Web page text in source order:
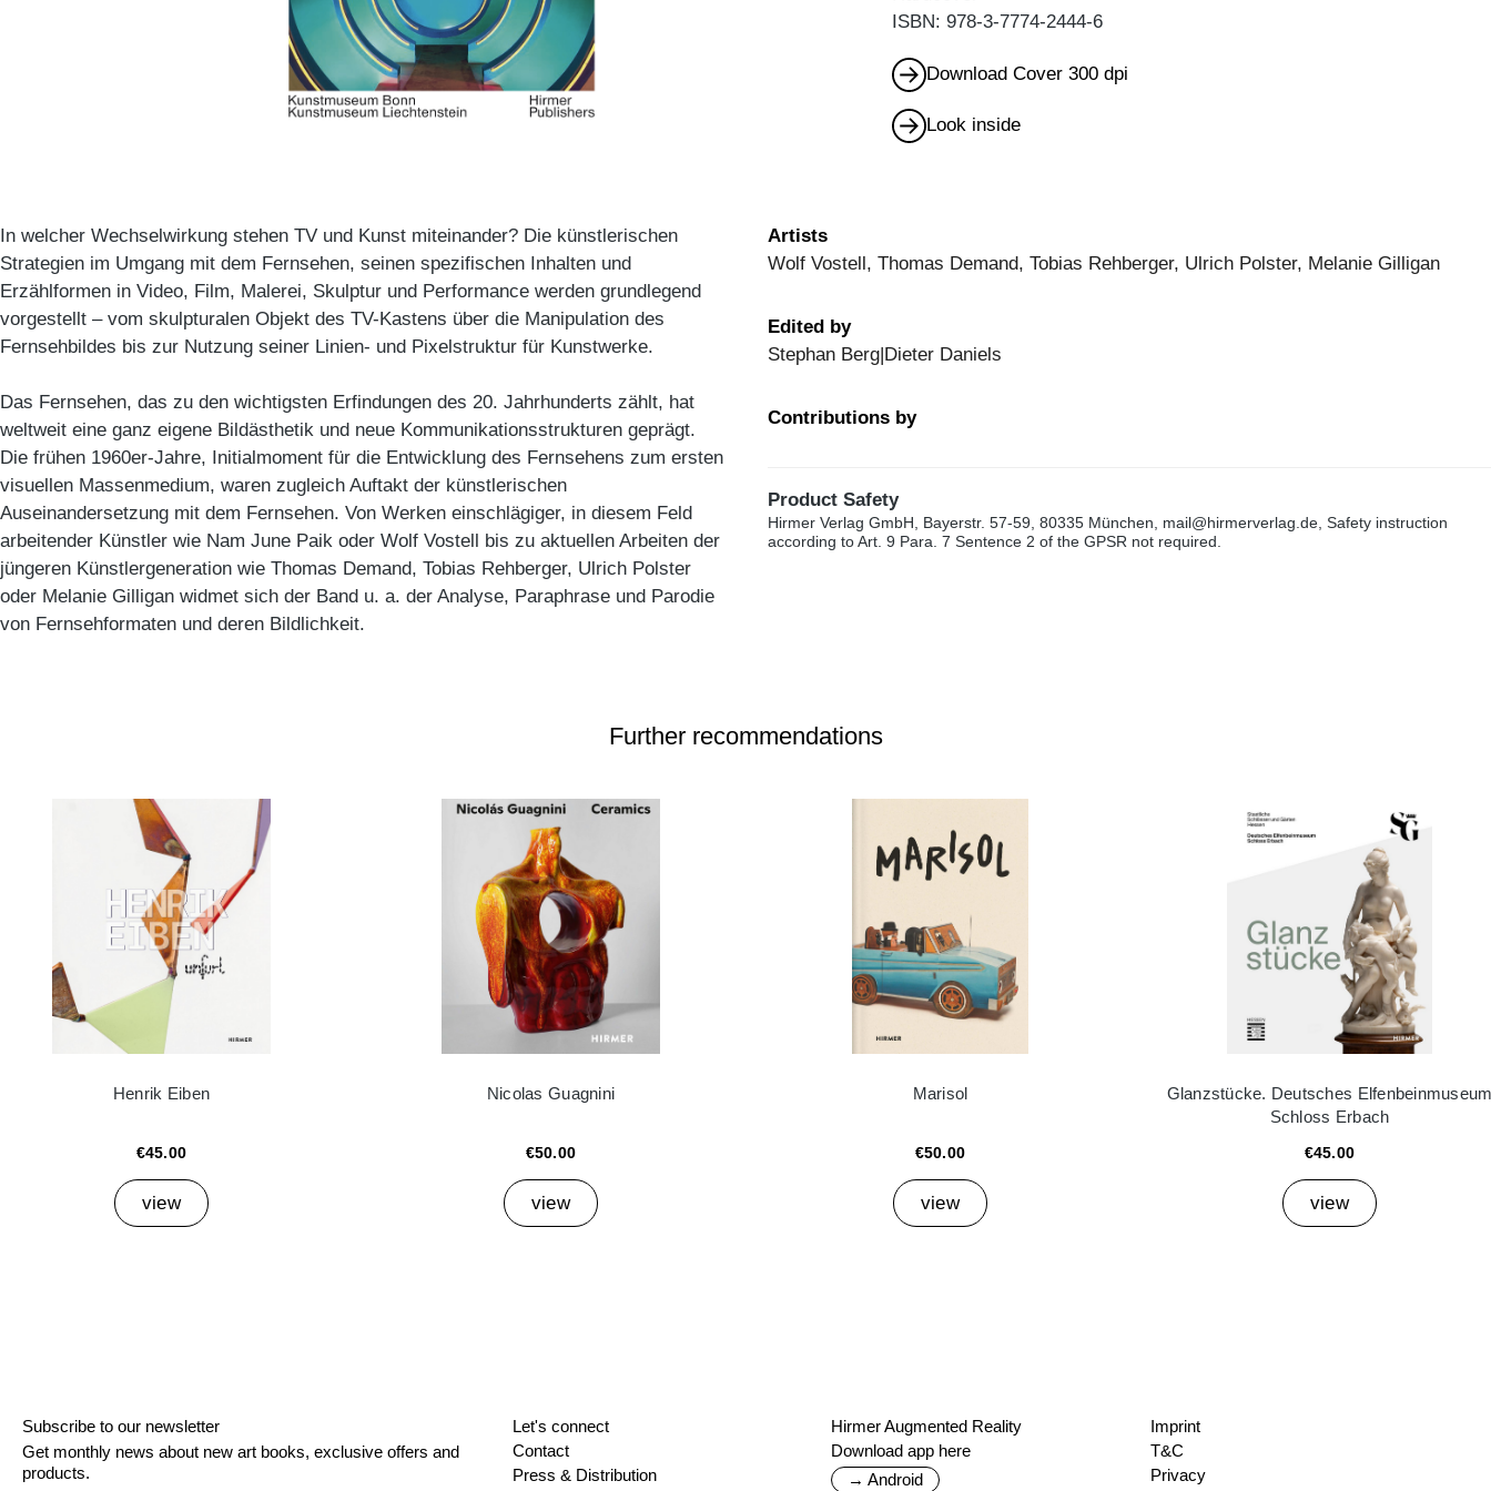
ISBN: 978-3-7774-2444-6
Download Cover 300 dpi
Look inside
In welcher Wechselwirkung stehen TV und Kunst miteinander? Die künstlerischen
Strategien im Umgang mit dem Fernsehen, seinen spezifischen Inhalten und
Erzählformen in Video, Film, Malerei, Skulptur und Performance werden grundlegend
vorgestellt – vom skulpturalen Objekt des TV-Kastens über die Manipulation des
Fernsehbildes bis zur Nutzung seiner Linien- und Pixelstruktur für Kunstwerke.
Das Fernsehen, das zu den wichtigsten Erfindungen des 20. Jahrhunderts zählt, hat
weltweit eine ganz eigene Bildästhetik und neue Kommunikationsstrukturen geprägt.
Die frühen 1960er-Jahre, Initialmoment für die Entwicklung des Fernsehens zum ersten
visuellen Massenmedium, waren zugleich Auftakt der künstlerischen
Auseinandersetzung mit dem Fernsehen. Von Werken einschlägiger, in diesem Feld
arbeitender Künstler wie Nam June Paik oder Wolf Vostell bis zu aktuellen Arbeiten der
jüngeren Künstlergeneration wie Thomas Demand, Tobias Rehberger, Ulrich Polster
oder Melanie Gilligan widmet sich der Band u. a. der Analyse, Paraphrase und Parodie
von Fernsehformaten und deren Bildlichkeit.
Artists
Wolf Vostell, Thomas Demand, Tobias Rehberger, Ulrich Polster, Melanie Gilligan
Edited by
Stephan Berg|Dieter Daniels
Contributions by
Product Safety
Hirmer Verlag GmbH, Bayerstr. 57-59, 80335 München, mail@hirmerverlag.de, Safety instruction
according to Art. 9 Para. 7 Sentence 2 of the GPSR not required.
Further recommendations
Henrik Eiben
€45.00
view
Nicolas Guagnini
€50.00
view
Marisol
€50.00
view
Glanzstücke. Deutsches
Schloss Erbach
€45.00
view
Subscribe to our newsletter
Get monthly news about new art books, exclusive offers and
products.
Let's connect
Contact
Press & Distribution
Hirmer Augmented Reality
Download app here
→ Android
Imprint
T&C
Privacy